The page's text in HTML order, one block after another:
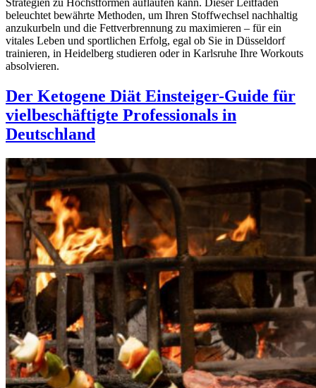
beleuchtet bewährte Methoden, um Ihren Stoffwechsel nachhaltig
anzukurbeln und die Fettverbrennung zu maximieren – für ein
vitales Leben und sportlichen Erfolg, egal ob Sie in Düsseldorf
trainieren, in Heidelberg studieren oder in Karlsruhe Ihre Workouts
absolvieren.
Der Ketogene Diät Einsteiger-Guide für
vielbeschäftigte Professionals in
Deutschland